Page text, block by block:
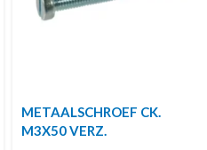
METAALSCHROEF CK.
M3X50 VERZ.